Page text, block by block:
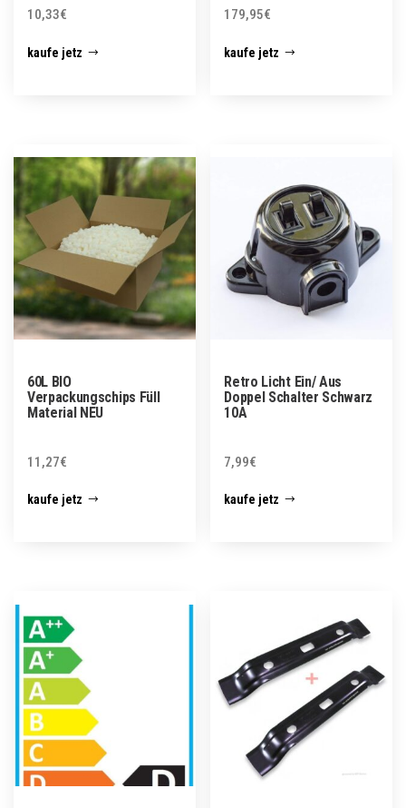
10,33€
kaufe jetz
179,95€
kaufe jetz
60L BIO
Verpackungschips Füll
Material NEU
11,27€
kaufe jetz
Retro Licht Ein/ Aus
Doppel Schalter Schwarz
10A
7,99€
kaufe jetz